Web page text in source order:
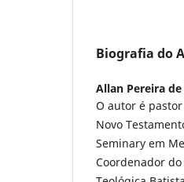
Biografia do
Allan Pereira
O autor é
Novo
Seminary em
Coordenador